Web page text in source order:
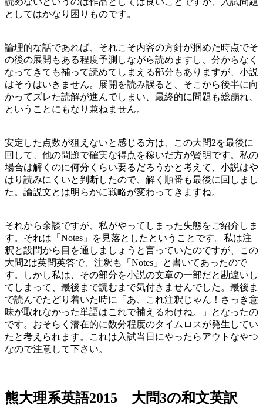
としてはかなり困りものです。
論理的な話であれば、それこそ内容の方針が掴めた時点でそ
の後の展開もある程度予測しながら読めますし、分からなく
なってきても補って読めてしまえる部分もありますが、小説
はそうはいきません。展開を読み誤ると、そこから後半に向
かってズレた読解が進んでしまい、最終的に問題も総崩れ、
ということにもなり兼ねません。
安定した点数が狙えないと感じる方は、この大問2を最後に
回して、他の問題で確実な得点を稼いだ方が賢明です。私の
場合は解くのに何分くらい要るだろうかと考えて、小説はや
はり読みにくいと判断したので、解く順番も最後に回しまし
た。論説文とは明らかに戦略が変わってきますね。
それから余談ですが、私がやってしまった失態をご紹介しま
す。それは「Notes」を見落としたということです。私は注
釈と設問から目を通しましょうと言っていたのですが、この
大問2は英問英答で、注釈も「Notes」と書いてあったので
す。しかし私は、その部分を小説の文章の一部だと勘違いし
てしまって、最後まで読むまで気付きませんでした。最後ま
で読んでたどり着いた時に「あ、これ注釈じゃん！さっき意
味が取れなかった単語はこれで補えるわけね。」となったの
です。おそらく潜在的に数分程度のタイムロスが発生してい
たと考えられます。これは入試当日にやったらアウトなやつ
なので注意して下さい。
熊大理系英語2015 大問3の和文英訳